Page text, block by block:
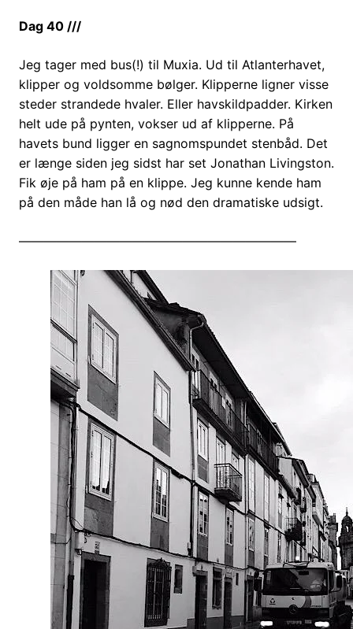
Dag 40 ///
Jeg tager med bus(!) til Muxia. Ud til Atlanterhavet,
klipper og voldsomme bølger. Klipperne ligner visse
steder strandede hvaler. Eller havskildpadder. Kirken
helt ude på pynten, vokser ud af klipperne. På
havets bund ligger en sagnomspundet stenbåd. Det
er længe siden jeg sidst har set Jonathan Livingston.
Fik øje på ham på en klippe. Jeg kunne kende ham
på den måde han lå og nød den dramatiske udsigt.
——————————————————————